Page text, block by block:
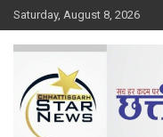
Skip
to
content
Saturday, August 8, 2026